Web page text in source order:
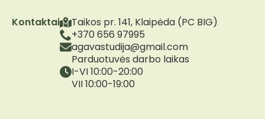
Kontaktai
Taikos pr. 141, Klaipėda (PC BIG)
+370 656 97995
agavastudija@gmail.com
Parduotuvės darbo laikas
I-VI 10:00-20:00
VII 10:00-19:00